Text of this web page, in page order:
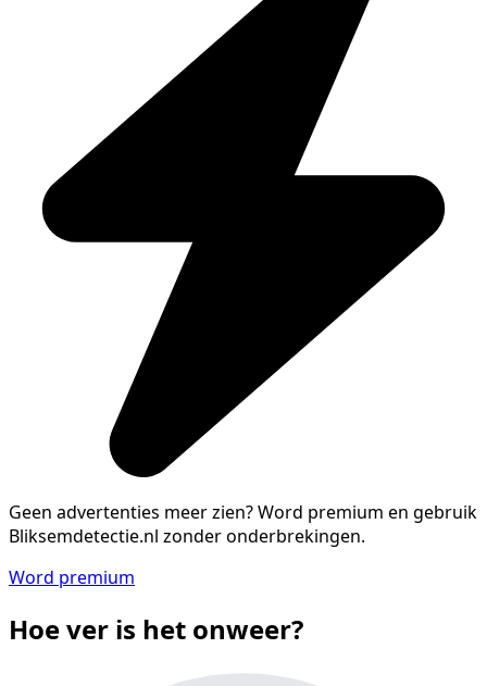
Geen advertenties meer zien?Word premium en gebruik
Bliksemdetectie.nl zonder onderbrekingen.
Word premium
Hoe ver is het onweer?